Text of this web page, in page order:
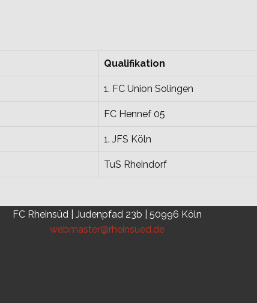
Qualifikation
1. FC Union Solingen
FC Hennef 05
1. JFS Köln
TuS Rheindorf
FC Rheinsüd | Judenpfad 23b | 50996 Köln
webmaster@rheinsued.de